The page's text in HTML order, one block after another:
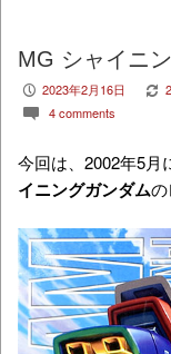
MG シャイニ
P 2023年2月16日 V
c 4 comments
今回は、2002年5月
イニングガンダム